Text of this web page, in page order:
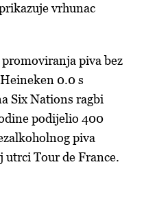
vrhunac
piva bez
0.0 s
Six Nations ragbi
podijelio 400
piva
Tour de France.